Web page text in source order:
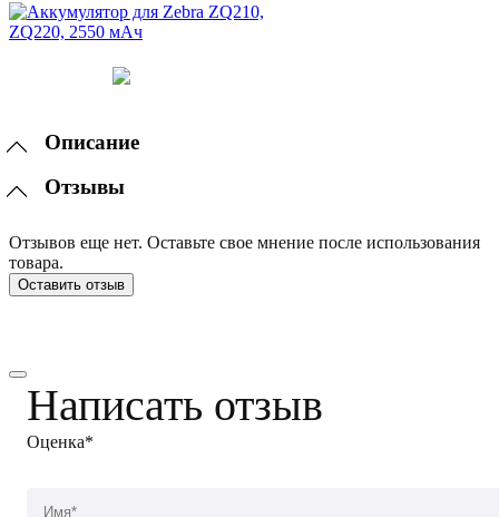
Описание
Отзывы
Отзывов еще нет. Оставьте свое мнение после использования
товара.
Оставить отзыв
Написать отзыв
Оценка*